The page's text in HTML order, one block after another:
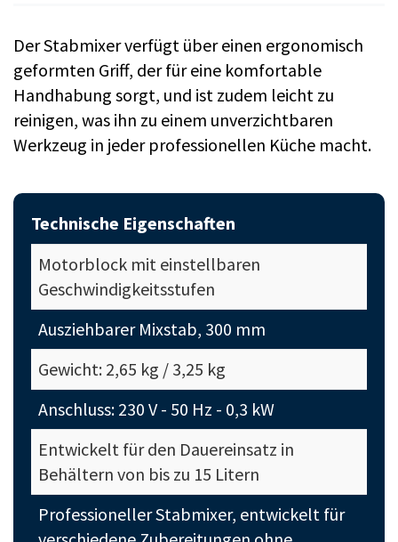
Der Stabmixer verfügt über einen ergonomisch
geformten Griff, der für eine komfortable
Handhabung sorgt, und ist zudem leicht zu
reinigen, was ihn zu einem unverzichtbaren
Werkzeug in jeder professionellen Küche macht.
Technische Eigenschaften
Motorblock mit einstellbaren
Geschwindigkeitsstufen
Ausziehbarer Mixstab, 300 mm
Gewicht: 2,65 kg / 3,25 kg
Anschluss: 230 V - 50 Hz - 0,3 kW
Entwickelt für den Dauereinsatz in
Behältern von bis zu 15 Litern
Professioneller Stabmixer, entwickelt für